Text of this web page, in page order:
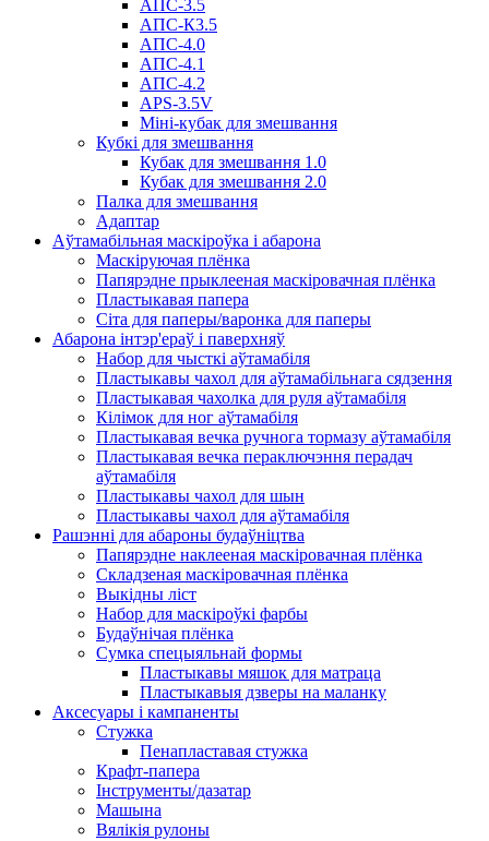
АПС-3.5
АПС-К3.5
АПС-4.0
АПС-4.1
АПС-4.2
APS-3.5V
Міні-кубак для змешвання
Кубкі для змешвання
Кубак для змешвання 1.0
Кубак для змешвання 2.0
Палка для змешвання
Адаптар
Аўтамабільная маскіроўка і абарона
Маскіруючая плёнка
Папярэдне прыклееная маскіровачная плёнка
Пластыкавая папера
Сіта для паперы/варонка для паперы
Абарона інтэр'ераў і паверхняў
Набор для чысткі аўтамабіля
Пластыкавы чахол для аўтамабільнага сядзення
Пластыкавая чахолка для руля аўтамабіля
Кілімок для ног аўтамабіля
Пластыкавая вечка ручнога тормазу аўтамабіля
Пластыкавая вечка пераключэння перадач
аўтамабіля
Пластыкавы чахол для шын
Пластыкавы чахол для аўтамабіля
Рашэнні для абароны будаўніцтва
Папярэдне наклееная маскіровачная плёнка
Складзеная маскіровачная плёнка
Выкідны ліст
Набор для маскіроўкі фарбы
Будаўнічая плёнка
Сумка спецыяльнай формы
Пластыкавы мяшок для матраца
Пластыкавыя дзверы на маланку
Аксесуары і кампаненты
Стужка
Пенапластавая стужка
Крафт-папера
Інструменты/дазатар
Машына
Вялікія рулоны